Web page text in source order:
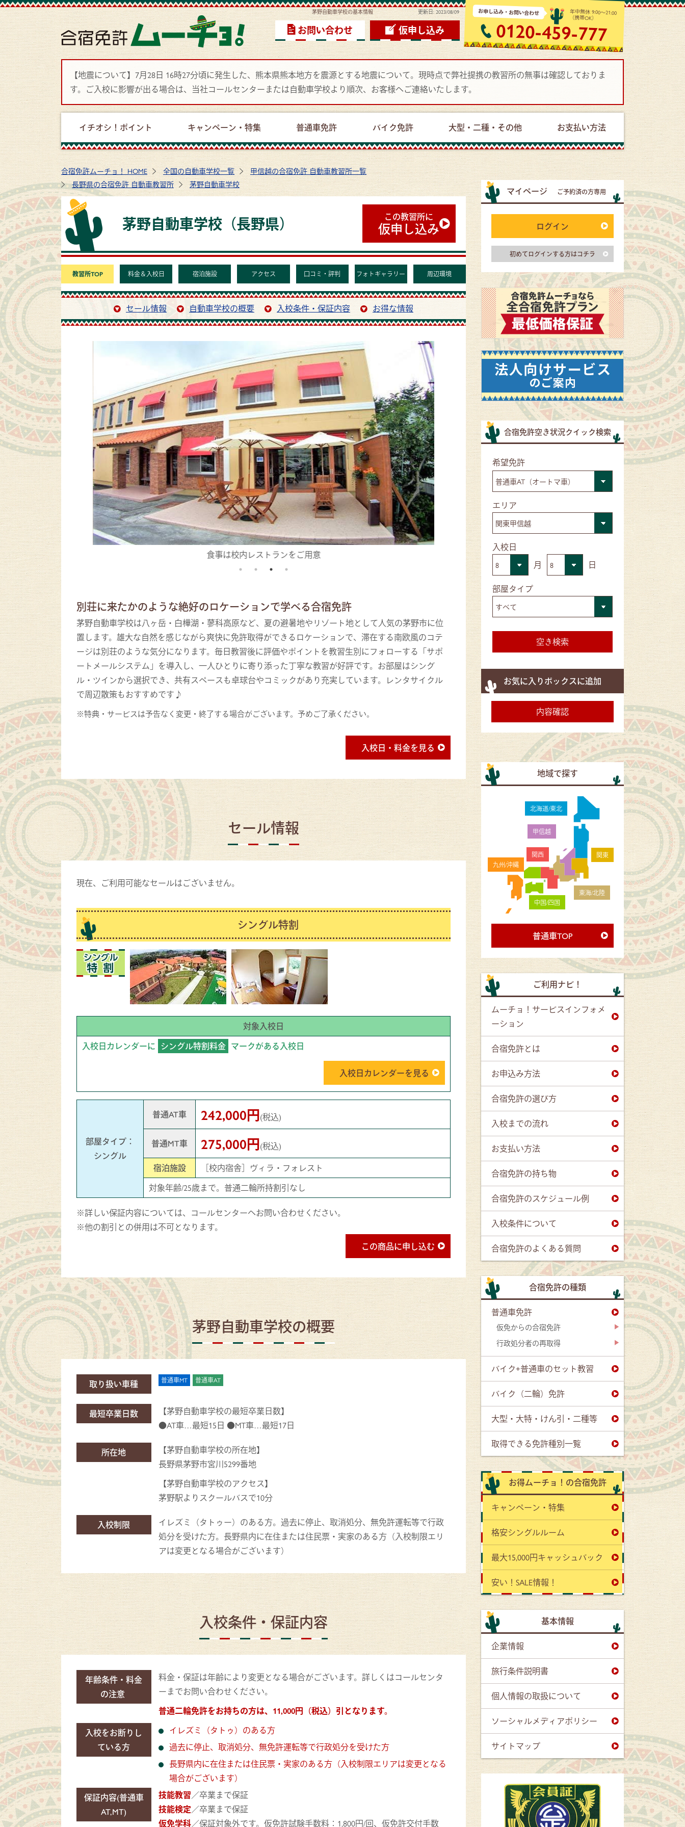
茅野自動車学校の基本情報 更新日: 2023/08/09
お問い合わせ 仮申し込み
お申し込み・お問い合わせ 年中無休 9:00～21:00
（携帯OK）
0120-459-777
【地震について】7月28日 16時27分頃に発生した、熊本県熊本地方を震源とする地震について。現時点で弊社提携の教習所の無事は確認しておりま
す。ご入校に影響が出る場合は、当社コールセンターまたは自動車学校より順次、お客様へご連絡いたします。
イチオシ！ポイント キャンペーン・特集 普通車免許 バイク免許 大型・二種・その他 お支払い方法
合宿免許ムーチョ！ HOME 全国の自動車学校一覧
甲信越の合宿免許 自動車教習所一覧
長野県の合宿免許 自動車教習所
茅野自動車学校
茅野自動車学校（長野県） この教習所に
仮申し込み
教習所TOP 料金＆入校日 宿泊施設 アクセス 口コミ・評判 フォトギャラリー 周辺環境
セール情報 自動車学校の概要 入校条件・保証内容 お得な情報
♪ 食事は校内レストランをご用意 全国初！iPadを活用した分かりやすい教習も
別荘に来たかのような絶好のロケーションで学べる合宿免許
茅野自動車学校は八ヶ岳・白樺湖・蓼科高原など、夏の避暑地やリゾート地として人気の茅野市に位
置します。雄大な自然を感じながら爽快に免許取得ができるロケーションで、滞在する南欧風のコテ
ージは別荘のような気分になります。毎日教習後に評価やポイントを教習生別にフォローする「サポ
ートメールシステム」を導入し、一人ひとりに寄り添った丁寧な教習が好評です。お部屋はシング
ル・ツインから選択でき、共有スペースも卓球台やコミックがあり充実しています。レンタサイクル
で周辺散策もおすすめです♪
※特典・サービスは予告なく変更・終了する場合がございます。予めご了承ください。
入校日・料金を見る
セール情報
現在、ご利用可能なセールはございません。
シングル特割
対象入校日
入校日カレンダーに シングル特割料金 マークがある入校日
入校日カレンダーを見る
部屋タイプ：
シングル
普通AT車 242,000円(税込)
普通MT車 275,000円(税込)
宿泊施設
［校内宿舎］ヴィラ・フォレスト
対象年齢/25歳まで。普通二輪所持割引なし
※詳しい保証内容については、コールセンターへお問い合わせください。
※他の割引との併用は不可となります。
この商品に申し込む
茅野自動車学校の概要
取り扱い車種 普通車MT 普通車AT
最短卒業日数
【茅野自動車学校の最短卒業日数】
●AT車…最短15日 ●MT車…最短17日
所在地
【茅野自動車学校の所在地】
長野県茅野市宮川5299番地
【茅野自動車学校のアクセス】
茅野駅よりスクールバスで10分
入校制限
イレズミ（タトゥー）のある方。過去に停止、取消処分、無免許運転等で行政
処分を受けた方。長野県内に在住または住民票・実家のある方（入校制限エリ
アは変更となる場合がございます）
入校条件・保証内容
年齢条件・料金
の注意
料金・保証は年齢により変更となる場合がございます。詳しくはコールセンタ
ーまでお問い合わせください。
普通二輪免許をお持ちの方は、11,000円（税込）引となります。
入校をお断りし
ている方
イレズミ（タトゥ）のある方
過去に停止、取消処分、無免許運転等で行政処分を受けた方
長野県内に在住または住民票・実家のある方（入校制限エリアは変更となる
場合がございます）
保証内容(普通車
AT,MT)
技能教習／卒業まで保証
技能検定／卒業まで保証
仮免学科／保証対象外です。仮免許試験手数料：1,800円/回、仮免許交付手数
マイページ ご予約済の方専用
ログイン
初めてログインする方はコチラ
合宿免許空き状況クイック検索
■希望免許
■エリア
■入校日
月
日
■部屋タイプ
お気に入りボックスに追加
地域で探す
北海道/東北
甲信越
関東
東海/北陸
関西
中国/四国
九州/沖縄
普通車TOP
ご利用ナビ！
ムーチョ！サービスインフォメ
ーション
合宿免許とは
お申込み方法
合宿免許の選び方
入校までの流れ
お支払い方法
合宿免許の持ち物
合宿免許のスケジュール例
入校条件について
合宿免許のよくある質問
合宿免許の種類
普通車免許
仮免からの合宿免許
行政処分者の再取得
バイク+普通車のセット教習
バイク（二輪）免許
大型・大特・けん引・二種等
取得できる免許種別一覧
お得ムーチョ！の合宿免許
キャンペーン・特集
格安シングルルーム
最大15,000円キャッシュバック
安い！SALE情報！
基本情報
企業情報
旅行条件説明書
個人情報の取扱について
ソーシャルメディアポリシー
サイトマップ